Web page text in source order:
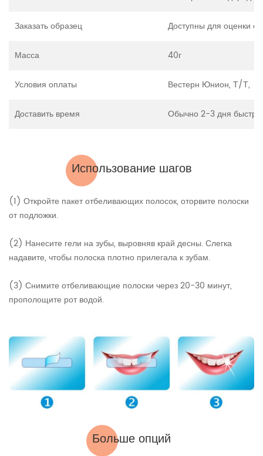
Заказать образец Доступны для оценки
Масса 40г
Условия оплаты Вестерн Юнион, Т/Т,
Доставить время Обычно 2-3 дня
Использование шагов
(1) Откройте пакет отбеливающих полосок, оторвите полоски
от подложки.
(2) Нанесите гели на зубы, выровняв край десны. Слегка
надавите, чтобы полоска плотно прилегала к зубам.
(3) Снимите отбеливающие полоски через 20-30 минут,
прополощите рот водой.
Больше опций